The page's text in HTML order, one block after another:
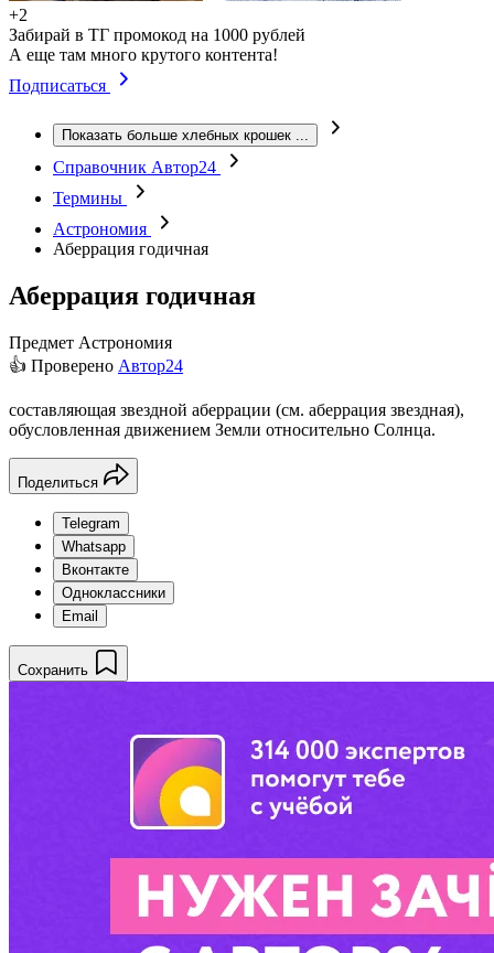
+2
Забирай в ТГ промокод на 1000 рублей
А еще там много крутого контента!
Подписаться
Показать больше хлебных крошек ...
Справочник Автор24
Термины
Астрономия
Аберрация годичная
Аберрация годичная
Предмет Астрономия
👍 Проверено Автор24
составляющая звездной аберрации (см. аберрация звездная),
обусловленная движением Земли относительно Солнца.
Поделиться
Telegram
Whatsapp
Вконтакте
Одноклассники
Email
Сохранить